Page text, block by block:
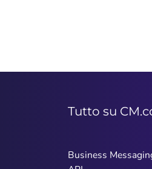
Tutto su
Business